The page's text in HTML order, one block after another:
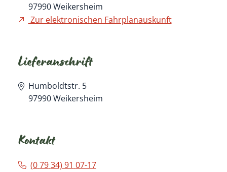
97990 Weikersheim
Zur elektronischen Fahrplanauskunft
Lieferanschrift
Humboldtstr. 5
97990 Weikersheim
Kontakt
(0 79 34) 91 07-17